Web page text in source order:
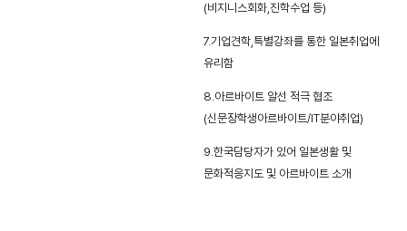
(비지니스회화,진학수업 등)
7.기업견학,특별강좌를 통한 일본취업에
유리함
8.아르바이트 알선 적극 협조
(신문장학생아르바이트/IT분야취업)
9.한국담당자가 있어 일본생활 및
문화적응지도 및 아르바이트 소개